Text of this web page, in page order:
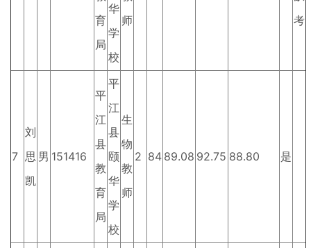
育
局
华
学
校
师
考
7
刘
思
凯
男 151416
平
江
县
教
育
局
平
江
县
颐
华
学
校
生
物
教
师
2 84 89.08 92.75 88.80 是